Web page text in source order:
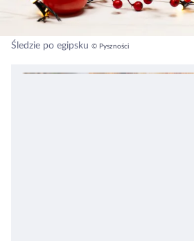
Śledzie po egipsku © Pyszności